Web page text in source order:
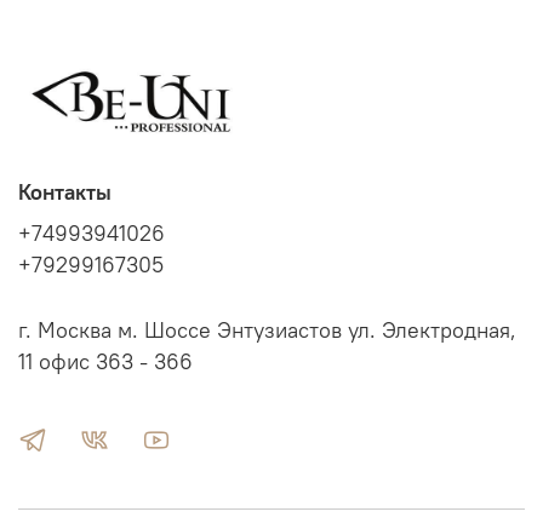
Контакты
+74993941026
+79299167305
г. Москва м. Шоссе Энтузиастов ул. Электродная,
11 офис 363 - 366